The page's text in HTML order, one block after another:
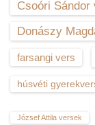
Csoóri Sándor
Donászy
farsangi vers
húsvéti
József Attila versek